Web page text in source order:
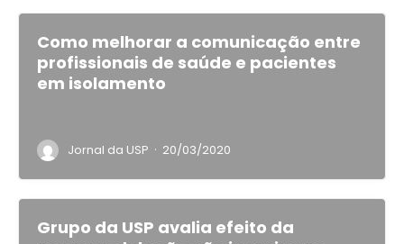
Como melhorar a comunicação entre
profissionais de saúde e pacientes
em isolamento
Jornal da USP · 20/03/2020
Grupo da USP avalia efeito da